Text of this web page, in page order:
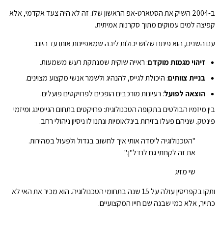
ב-2004 השיק את הסטארט-אפ הראשון שלו. זה לא היה צעד אקדמי, אלא
קפיצה למים עמוקים מתוך סקרנות אמיתית.
עם השנים, הוא פיתח שלוש יכולות ליבה שמאפיינות אותו עד היום:
זיהוי מגמות מוקדם: ראייה שוקית שמנתקת רעש משמעות.
בניית צוותים: היכולת לגייס, להנהיג ולשמר אנשי מקצוע מצוינים.
הוצאה לפועל: רעיונות מורכבים הופכים לפרויקטים פועלים.
בין מיזמיו הבולטים בתקופה הטכנולוגית: פרויקטים בתחום הגיימינג ומיזמי
פינטק. שניהם פעלו בזירות בינלאומיות ונתנו לו ניסיון ניהולי רחב.
"הטכנולוגיה לימדה אותי איך לחשוב בגדול ולפעול במהירות.
את זה לקחתי גם לנדל"ן."
שי מזיג
ותקו בקפריסין עולה על 15 שנה בתחומי הטכנולוגיה. הוא מכיר את האי לא
כתייר, אלא כמי שבנה שם חייו המקצועיים.